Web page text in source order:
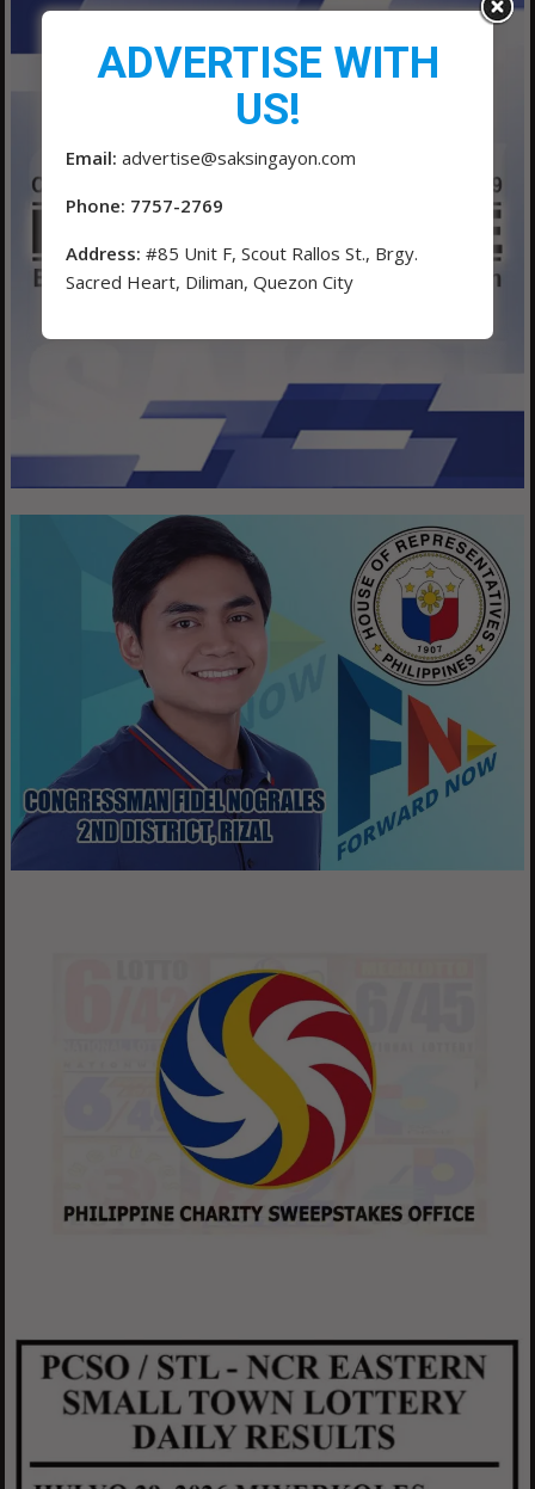
ADVERTISE WITH
US!
Email: advertise@saksingayon.com
Phone: 7757-2769
Address: #85 Unit F, Scout Rallos St., Brgy.
Sacred Heart, Diliman, Quezon City